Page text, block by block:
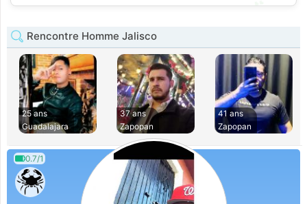
💕
Rencontre Homme Jalisco
25 ans
Guadalajara
37 ans
Zapopan
41 ans
Zapopan
0.7/1